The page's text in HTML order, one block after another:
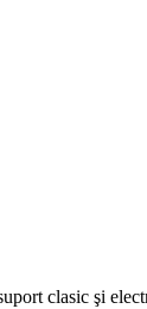
clasic şi